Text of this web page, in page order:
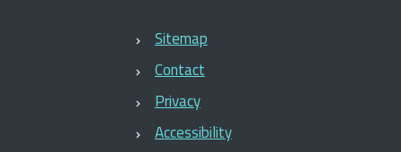
Sitemap
Contact
Privacy
Accessibility